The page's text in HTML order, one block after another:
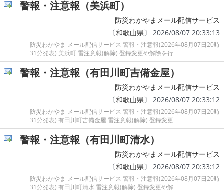
警報・注意報（美浜町）
防災わかやまメール配信サービス
〔和歌山県〕 2026/08/07 20:33:13
防災わかやま メール配信サービス 警報・注意報(2026年08月07日20時
31分発表) 美浜町 雷注意報(解除) 登録変更や解除を行
警報・注意報（有田川町吉備金屋）
防災わかやまメール配信サービス
〔和歌山県〕 2026/08/07 20:33:12
防災わかやま メール配信サービス 警報・注意報(2026年08月07日20時
31分発表) 有田川町吉備金屋 雷注意報(解除) 登録変更
警報・注意報（有田川町清水）
防災わかやまメール配信サービス
〔和歌山県〕 2026/08/07 20:33:12
防災わかやま メール配信サービス 警報・注意報(2026年08月07日20時
31分発表) 有田川町清水 雷注意報(解除) 登録変更や解